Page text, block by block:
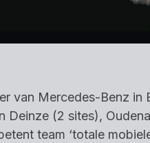
van Mercedes-Benz in
Deinze (2 sites),
team ‘totale